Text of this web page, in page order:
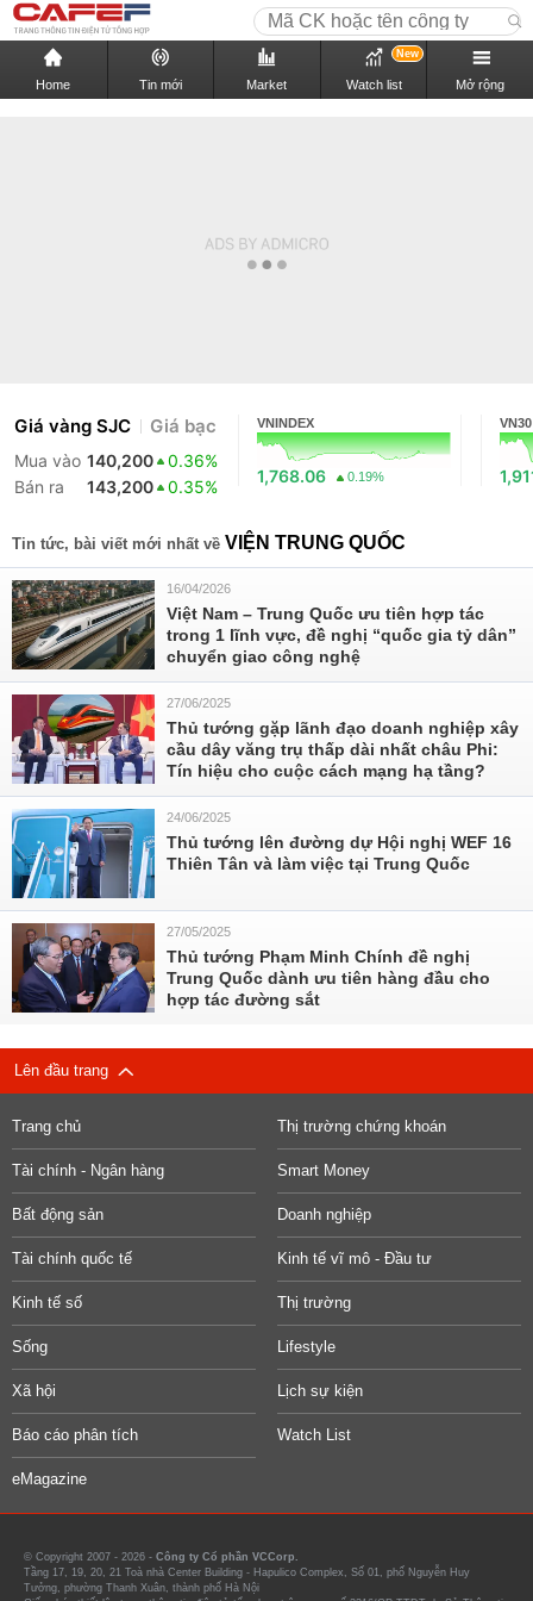
Home Tin mới Market Watch list
New
Mở rộng
Giá vàng SJC Giá bạc
Mua vào 140,200
0.36%
Bán ra
143,200 0.35%
VNINDEX
1,768.06 0.19%
VN30
Tin tức, bài viết mới nhất về VIỆN TRUNG QUỐC
16/04/2026
Việt Nam – Trung Quốc ưu tiên hợp tác
trong 1 lĩnh vực, đề nghị “quốc gia tỷ dân”
chuyển giao công nghệ
27/06/2025
Thủ tướng gặp lãnh đạo doanh nghiệp xây
cầu dây văng trụ thấp dài nhất châu Phi:
Tín hiệu cho cuộc cách mạng hạ tầng?
24/06/2025
Thủ tướng lên đường dự Hội nghị WEF 16
Thiên Tân và làm việc tại Trung Quốc
27/05/2025
Thủ tướng Phạm Minh Chính đề nghị
Trung Quốc dành ưu tiên hàng đầu cho
hợp tác đường sắt
Lên đầu trang
Trang chủ Thị trường chứng khoán
Tài chính - Ngân hàng Smart Money
Bất động sản Doanh nghiệp
Tài chính quốc tế Kinh tế vĩ mô - Đầu tư
Kinh tế số Thị trường
Sống Lifestyle
Xã hội Lịch sự kiện
Báo cáo phân tích Watch List
eMagazine
© Copyright 2007 - 2026 - Công ty Cổ phần VCCorp.
Tầng 17, 19, 20, 21 Toà nhà Center Building - Hapulico Complex, Số 01, phố Nguyễn Huy
Tưởng, phường Thanh Xuân, thành phố Hà Nội